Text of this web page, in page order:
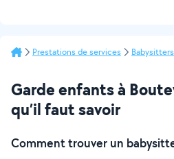
Prestations de services Babysitters
Garde enfants à
qu’il faut savoir
Comment trouver un